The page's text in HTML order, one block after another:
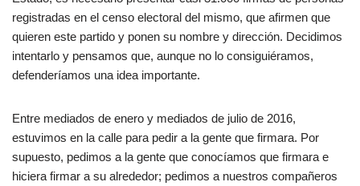
registradas en el censo electoral del mismo, que afirmen que
quieren este partido y ponen su nombre y dirección. Decidimos
intentarlo y pensamos que, aunque no lo consiguiéramos,
defenderíamos una idea importante.
Entre mediados de enero y mediados de julio de 2016,
estuvimos en la calle para pedir a la gente que firmara. Por
supuesto, pedimos a la gente que conocíamos que firmara e
hiciera firmar a su alrededor; pedimos a nuestros compañeros